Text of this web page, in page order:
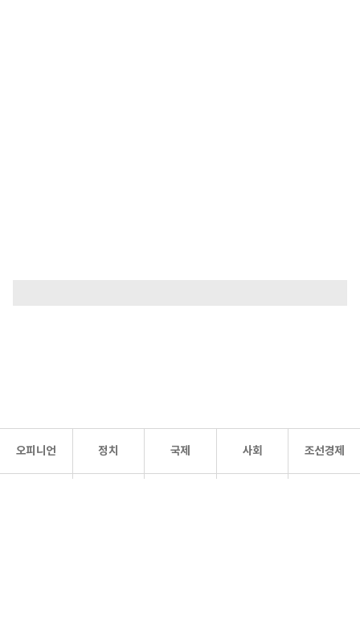
오피니언 정치 국제 사회 조선경제